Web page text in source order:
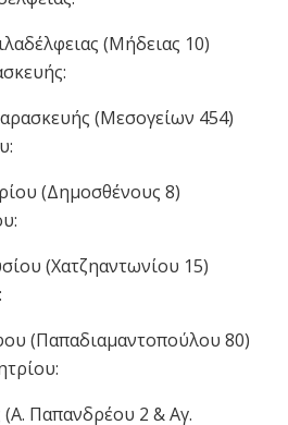
(Μήδειας 10)
(Μεσογείων 454)
(Δημοσθένους 8)
(Χατζηαντωνίου 15)
(Παπαδιαμαντοπούλου 80)
(Α. Παπανδρέου 2 & Αγ.